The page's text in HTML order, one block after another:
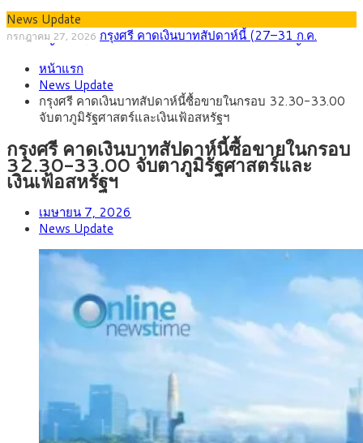
News Update
กรกฎาคม 27, 2026 กรุงศรี คาดเงินบาทสัปดาห์นี้ (27–31 ก.ค.
หน้ารถไฟฟ้าสงขลา โมโนเรล 12.54 กม. เชื่อมเมืองหาดใหญ่
สิงหาคม 4, 2026
หัวเพียง 2,618 บาท เสนอทบทวนจัดสรรงบให้สอดคล้องภาระงาน
จริง
สิงหาคม 3, 2026 กรุงศรี คาดเงินบาทสัปดาห์นี้ซื้อขายในกรอบ
33.00-33.60 ติดตามข้อมูลจ้างงานสหรัฐฯ
สิงหาคม 1, 2026 “เอกนิติ” เปิดเครื่องยนต์เศรษฐกิจใหม่ของไทย เดิน
หน้า 5 ยุทธศาสตร์ รื้อโครงสร้างเศรษฐกิจ ดันไทยโตเต็มศักยภาพ
กรกฎาคม 27, 2026 ภัยเงียบใกล้ตัวเด็ก LSD “แสตมป์เมา” ยาเสพติด
ลายการ์ตูน กรมศุลกากร เตือนผู้ปกครองเฝ้าระวัง หลังยึดล็อตใหญ่
จากเยอรมนี
หน้าแรก
News Update
กรุงศรี คาดเงินบาทสัปดาห์นี้ซื้อขายในกรอบ 32.30-33.00
จับตาภูมิรัฐศาสตร์และเงินเฟ้อสหรัฐฯ
กรุงศรี คาดเงินบาทสัปดาห์นี้ซื้อขายในกรอบ
32.30-33.00 จับตาภูมิรัฐศาสตร์และ
เงินเฟ้อสหรัฐฯ
เมษายน 7, 2026
News Update